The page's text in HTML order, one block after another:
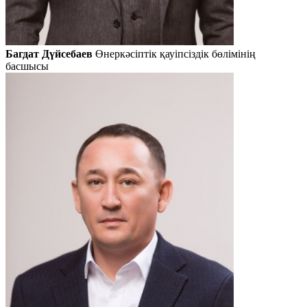
Багдат Дүйсебаев Өнеркәсіптік қауіпсіздік бөлімінің
басшысы